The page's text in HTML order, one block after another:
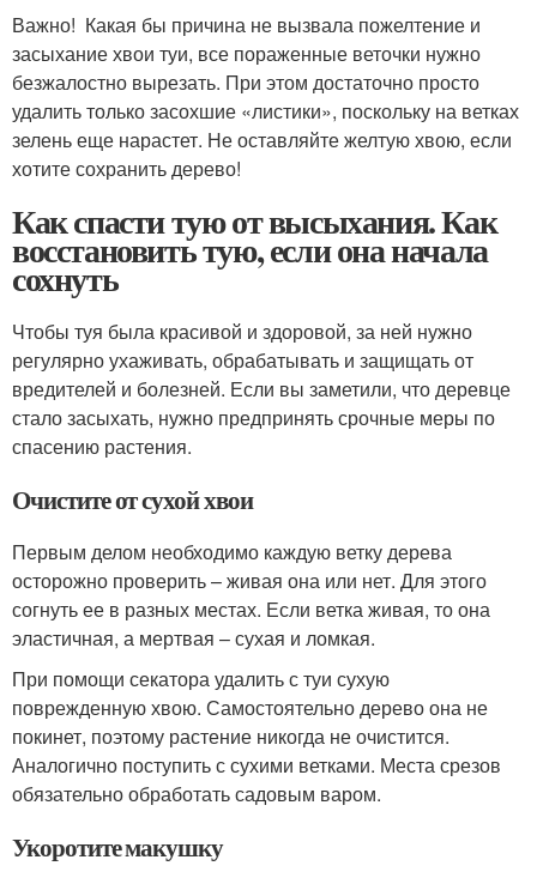
Важно! Какая бы причина не вызвала пожелтение и
засыхание хвои туи, все пораженные веточки нужно
безжалостно вырезать. При этом достаточно просто
удалить только засохшие «листики», поскольку на ветках
зелень еще нарастет. Не оставляйте желтую хвою, если
хотите сохранить дерево!
Как спасти тую от высыхания. Как
восстановить тую, если она начала
сохнуть
Чтобы туя была красивой и здоровой, за ней нужно
регулярно ухаживать, обрабатывать и защищать от
вредителей и болезней. Если вы заметили, что деревце
стало засыхать, нужно предпринять срочные меры по
спасению растения.
Очистите от сухой хвои
Первым делом необходимо каждую ветку дерева
осторожно проверить – живая она или нет. Для этого
согнуть ее в разных местах. Если ветка живая, то она
эластичная, а мертвая – сухая и ломкая.
При помощи секатора удалить с туи сухую
поврежденную хвою. Самостоятельно дерево она не
покинет, поэтому растение никогда не очистится.
Аналогично поступить с сухими ветками. Места срезов
обязательно обработать садовым варом.
Укоротите макушку